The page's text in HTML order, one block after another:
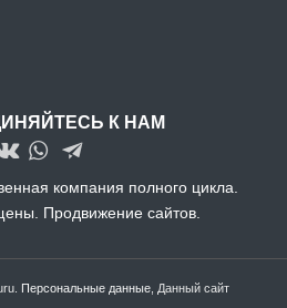
К НАМ
компания полного цикла.
Продвижение сайтов.
Персональные данные, Данный сайт